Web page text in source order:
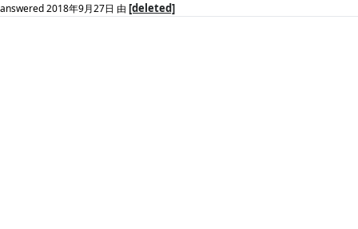
answered2018年9月27日 由 [deleted]